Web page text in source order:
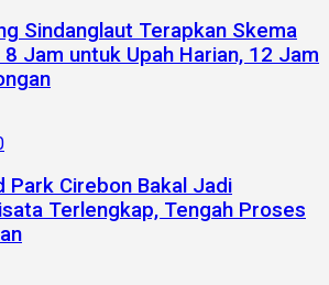
Sindanglaut Terapkan Skema
Jam untuk Upah Harian, 12 Jam
Park Cirebon Bakal Jadi
Terlengkap, Tengah Proses